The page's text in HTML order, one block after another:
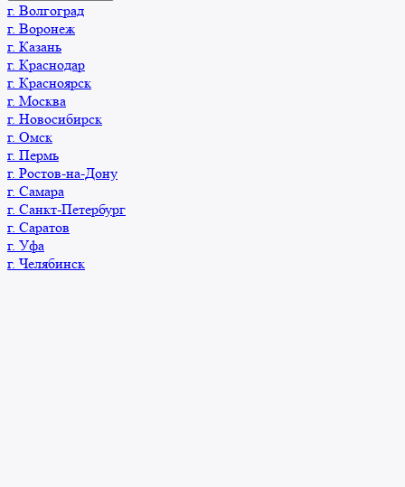
г. Волгоград
г. Воронеж
г. Казань
г. Краснодар
г. Красноярск
г. Москва
г. Новосибирск
г. Омск
г. Пермь
г. Ростов-на-Дону
г. Самара
г. Санкт-Петербург
г. Саратов
г. Уфа
г. Челябинск